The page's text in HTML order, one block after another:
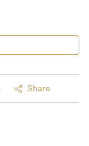
Share